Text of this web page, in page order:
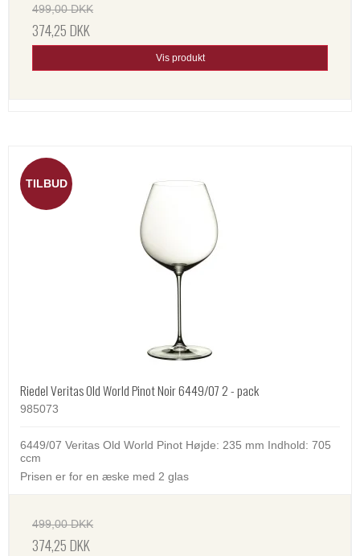
499,00 DKK
374,25 DKK
Vis produkt
TILBUD
Riedel Veritas Old World Pinot Noir 6449/07 2 - pack
985073
6449/07 Veritas Old World Pinot Højde: 235 mm Indhold: 705
ccm
Prisen er for en æske med 2 glas
499,00 DKK
374,25 DKK